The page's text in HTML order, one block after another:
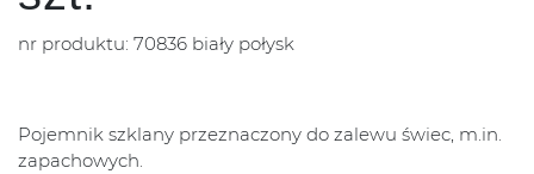
nr produktu: 70836 biały połysk
Pojemnik szklany przeznaczony do zalewu świec, m.in.
zapachowych.